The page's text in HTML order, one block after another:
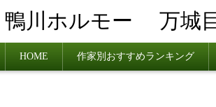
鴨川ホルモー 万城
HOME 作家別おすすめランキング